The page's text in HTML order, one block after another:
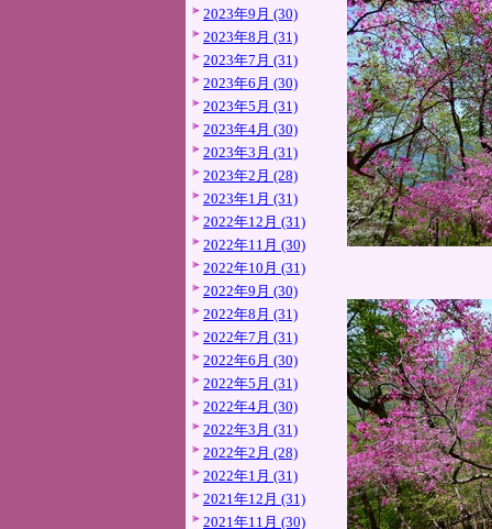
2023年9月 (30)
2023年8月 (31)
2023年7月 (31)
2023年6月 (30)
2023年5月 (31)
2023年4月 (30)
2023年3月 (31)
2023年2月 (28)
2023年1月 (31)
2022年12月 (31)
2022年11月 (30)
2022年10月 (31)
2022年9月 (30)
2022年8月 (31)
2022年7月 (31)
2022年6月 (30)
2022年5月 (31)
2022年4月 (30)
2022年3月 (31)
2022年2月 (28)
2022年1月 (31)
2021年12月 (31)
2021年11月 (30)